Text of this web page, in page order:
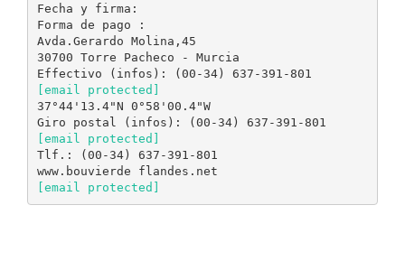
Fecha y firma:
Forma de pago :
Avda.Gerardo Molina,45
30700 Torre Pacheco - Murcia
[email protected]
37°44'13.4"N 0°58'00.4"W
[email protected]
Tlf.: (00-34) 637-391-801
[email protected]